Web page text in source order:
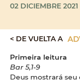
02 DICIEMBRE 2021
< DE VUELTA A
Primeira leitura
Bar 5,1-9
Deus mostrará